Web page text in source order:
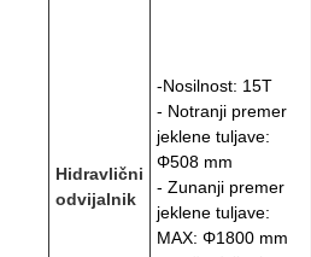
Hidravlični
odvijalnik
-Nosilnost: 15T
- Notranji premer
jeklene tuljave:
Φ508 mm
- Zunanji premer
jeklene tuljave:
MAX: Φ1800 mm